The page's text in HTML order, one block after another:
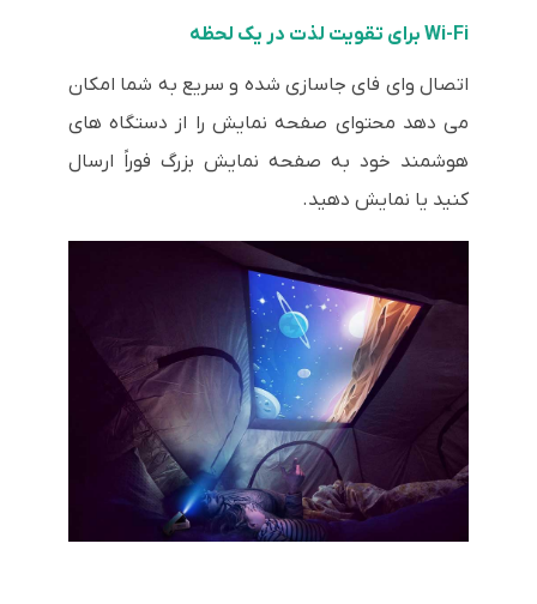
Wi-Fi برای تقویت لذت در یک لحظه
اتصال وای فای جاسازی شده و سریع به شما امکان
می دهد محتوای صفحه نمایش را از دستگاه های
هوشمند خود به صفحه نمایش بزرگ فوراً ارسال
کنید یا نمایش دهید.